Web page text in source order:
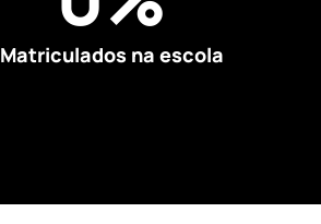
Matriculados na escola